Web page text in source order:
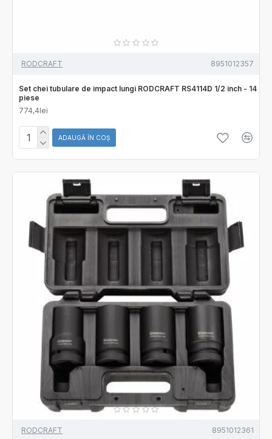
RODCRAFT 8951012357
Set chei tubulare de impact lungi RODCRAFT RS4114D 1/2 inch - 14
piese
774,4lei
ADAUGĂ ÎN COŞ
RODCRAFT 8951012361